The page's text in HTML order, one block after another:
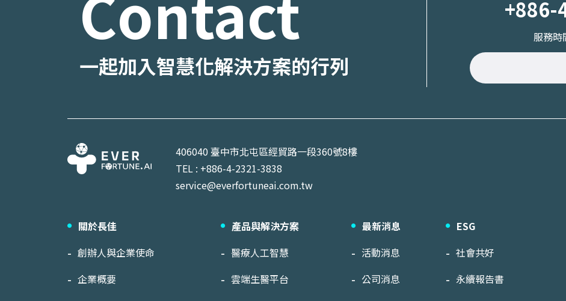
一起加入智慧化解決方案的行列
+886-
服務時
406040 臺中市北屯區經貿路一段360號8樓
TEL : +886-4-2321-3838
service@everfortuneai.com.tw
關於長佳
創辦人與企業使命
企業概要
產品與解決方案
醫療人工智慧
雲端生醫平台
最新消息
活動消息
公司消息
ESG
社會共好
永續報告書